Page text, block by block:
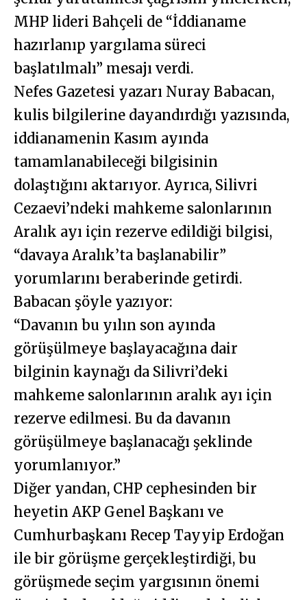
MHP lideri Bahçeli de “İddianame
hazırlanıp yargılama süreci
başlatılmalı” mesajı verdi.
Nefes Gazetesi yazarı Nuray Babacan,
kulis bilgilerine dayandırdığı yazısında,
iddianamenin Kasım ayında
tamamlanabileceği bilgisinin
dolaştığını aktarıyor. Ayrıca, Silivri
Cezaevi’ndeki mahkeme salonlarının
Aralık ayı için rezerve edildiği bilgisi,
“davaya Aralık’ta başlanabilir”
yorumlarını beraberinde getirdi.
Babacan şöyle yazıyor:
“Davanın bu yılın son ayında
görüşülmeye başlayacağına dair
bilginin kaynağı da Silivri’deki
mahkeme salonlarının aralık ayı için
rezerve edilmesi. Bu da davanın
görüşülmeye başlanacağı şeklinde
yorumlanıyor.”
Diğer yandan, CHP cephesinden bir
heyetin AKP Genel Başkanı ve
Cumhurbaşkanı Recep Tayyip Erdoğan
ile bir görüşme gerçekleştirdiği, bu
görüşmede seçim yargısının önemi